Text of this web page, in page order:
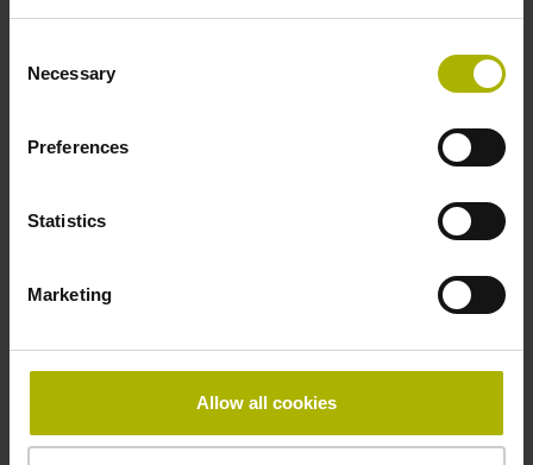
Selection
Necessary
Preferences
Statistics
Marketing
Allow all cookies
Produktname Seriennummer
gelesen
und akzeptiert zu haben.*
personenbezogenen Daten elektronisch zur Bearbeitung
Anliegens nach eigenem Ermessen direkt auf Sie